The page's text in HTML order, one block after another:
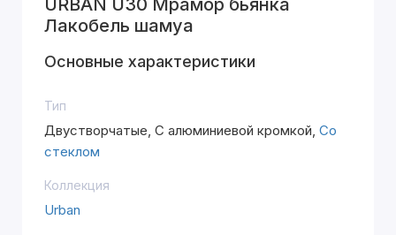
URBAN U30 Мрамор бьянка
Лакобель шамуа
Основные характеристики
Тип
Двустворчатые, С алюминиевой кромкой, Со
стеклом
Коллекция
Urban